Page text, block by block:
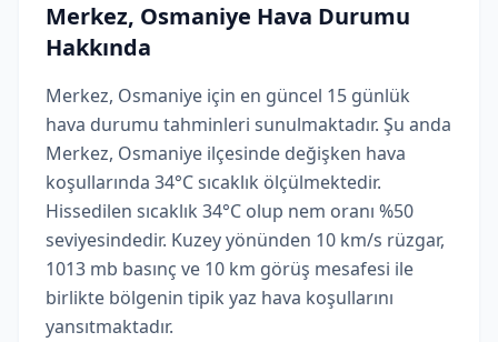
Merkez, Osmaniye Hava Durumu
Hakkında
Merkez, Osmaniye için en güncel 15 günlük
hava durumu tahminleri sunulmaktadır. Şu anda
Merkez, Osmaniye ilçesinde değişken hava
koşullarında 34°C sıcaklık ölçülmektedir.
Hissedilen sıcaklık 34°C olup nem oranı %50
seviyesindedir. Kuzey yönünden 10 km/s rüzgar,
1013 mb basınç ve 10 km görüş mesafesi ile
birlikte bölgenin tipik yaz hava koşullarını
yansıtmaktadır.